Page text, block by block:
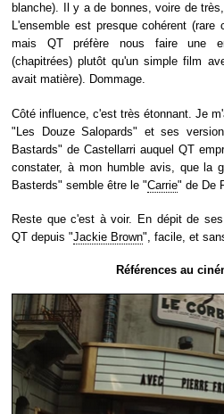
blanche). Il y a de bonnes, voire de
L'ensemble est presque cohérent
mais QT préfère nous faire une
(chapitrées) plutôt qu'un simple film
avait matière). Dommage.
Côté influence, c'est très étonnant. Je
"Les Douze Salopards" et ses
Bastards" de Castellarri auquel QT
constater, à mon humble avis, que la
Basterds" semble être le "Carrie" de De
Reste que c'est à voir. En dépit de
QT depuis "Jackie Brown", facile, et
Références au